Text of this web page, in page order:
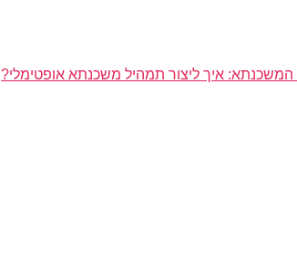
איך ליצור תמהיל משכנתא אופטימלי?